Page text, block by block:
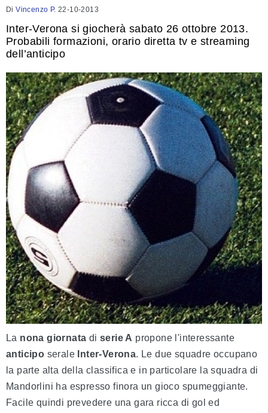
DiVincenzo P. 22-10-2013
Inter-Verona si giocherà sabato 26 ottobre 2013.
Probabili formazioni, orario diretta tv e streaming
dell’anticipo
La nona giornata diserie A propone l'interessante
anticipo serale Inter-Verona. Le due squadre occupano
la parte alta della classifica e in particolare la squadra di
Mandorlini ha espresso finora un gioco spumeggiante.
Facile quindi prevedere una gara ricca di gol ed